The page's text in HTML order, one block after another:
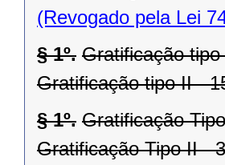
(Revogado pela Lei
§ 1º. Gratificação
Gratificação tipo II -
§ 1º. Gratificação
Gratificação Tipo II -